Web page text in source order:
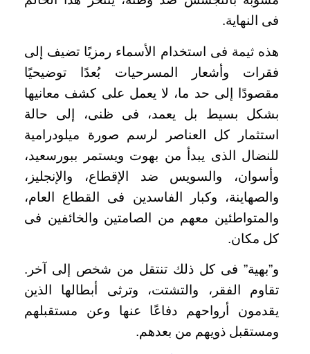
فى النهاية.
هذه ثيمة فى استخدام الأسماء رمزيًا تضيف إلى
فقرات وأشعار المسرحيات بُعدًا توضيحيًا
مقصودًا إلى حد ما، لا يعمل على كشف معانيها
بشكل بسيط بل يعمد، فى ظنى، إلى حالة
استثمار كل العناصر لرسم صورة ميلودرامية
للنضال الذى يبدأ من بهوت ويستمر ببورسعيد،
وأسوان، والسويس ضد الإقطاع، والإنجليز،
والصهاينة، وكبار الفاسدين فى القطاع العام،
والمتواطئين معهم من الصامتين والخائفين فى
كل مكان.
و”بهية” فى كل ذلك تنتقل من شخص إلى آخر.
تقاوم الفقر، والتشتت، وترثى أبطالها الذين
يقدمون أرواحهم دفاعًا عنها وعن مستقبلهم
ومستقبل ذويهم من بعدهم.